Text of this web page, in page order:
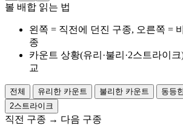
볼 배합 읽는 법
왼쪽 = 직전에 던진 구종, 오른쪽 =
종
카운트 상황(유리·불리·2스트라이
교
전체 유리한 카운트 불리한 카운트
동등
2스트라이크
직전 구종 → 다음 구종